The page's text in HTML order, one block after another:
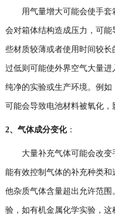
用气量增大可能会使手套
会对箱体结构造成压力，可
些材质较薄或者使用时间较长
过低则可能使外界空气大量
纯净的实验或生产环境。例
可能会导致电池材料被氧化，
2、 气体成分变化：
大量补充气体可能会改变
能有效控制气体的补充种类
他杂质气体含量超出允许范
验，如有机金属化学实验，这